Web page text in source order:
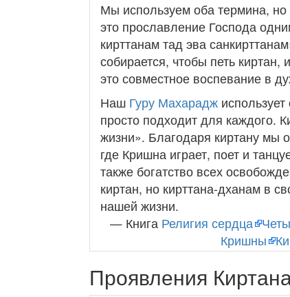
Мы используем оба термина,
это прославление Господа
кирттанам тад эва
собирается, чтобы петь
это совместное воспевание в
Наш Гуру Махарадж
просто подходит для каждого.
жизни». Благодаря киртану мы
где Кришна играет, поет и
также богатство всех
киртан, но кирттана-дханам в
нашей жизни.
— Книга Религия сердца
Кришны
Проявления